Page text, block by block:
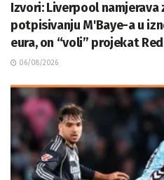
Izvori: Liverpool
potpisivanju M'Baye-a u
eura, on “voli” projekat
06/08/2026